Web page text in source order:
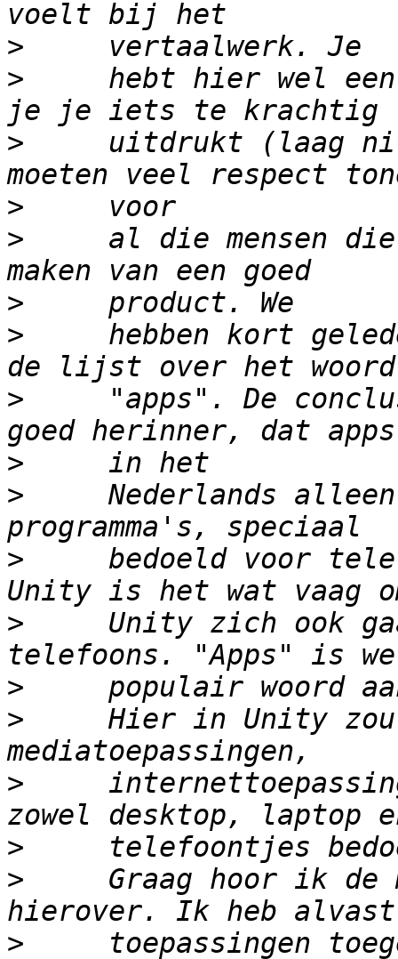
>
>
hebt hier wel
>
uitdrukt (laag
>
>
al die mensen
>
>
hebben kort
>
"apps". De
>
>
Nederlands
>
bedoeld voor
>
Unity zich ook
>
>
Hier in Unity
>
>
>
Graag hoor ik de
>
toepassingen